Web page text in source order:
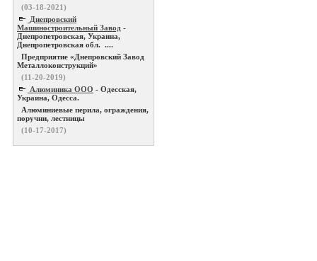
(03-18-2021)
Днепровский
Машиностроительный Завод -
Днепропетровская, Украина,
Днепропетровская обл. ....
Предприятие «Днепровский Завод
Металлоконструкций»
(11-20-2019)
Алюминика ООО - Одесская,
Украина, Одесса.
Алюминиевые перила, ограждения,
поручни, лестницы
(10-17-2017)